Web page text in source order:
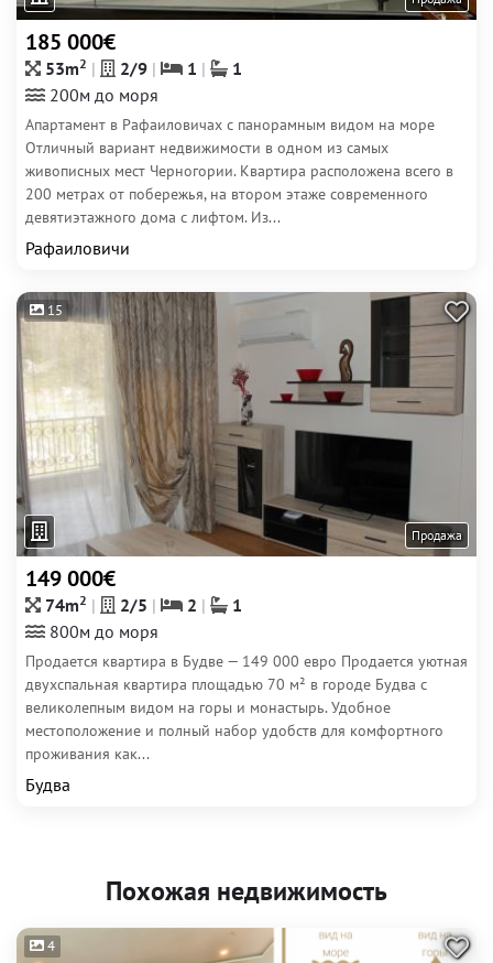
185 000€
53m2 2/9 1
1
200м до моря
Апартамент в Рафаиловичах с панорамным видом на море
Отличный вариант недвижимости в одном из самых
живописных мест Черногории. Квартира расположена всего в
200 метрах от побережья, на втором этаже современного
девятиэтажного дома с лифтом. Из...
Рафаиловичи
15
Продажа
149 000€
74m2 2/5 2
1
800м до моря
Продается квартира в Будве — 149 000 евро Продается уютная
двухспальная квартира площадью 70 м² в городе Будва с
великолепным видом на горы и монастырь. Удобное
местоположение и полный набор удобств для комфортного
проживания как...
Будва
Похожая недвижимость
4